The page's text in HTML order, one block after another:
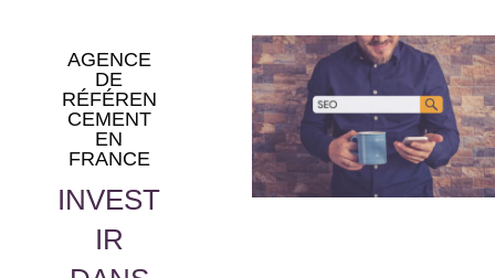
AGENCE
DE
RÉFÉREN
CEMENT
EN
FRANCE
INVEST
IR